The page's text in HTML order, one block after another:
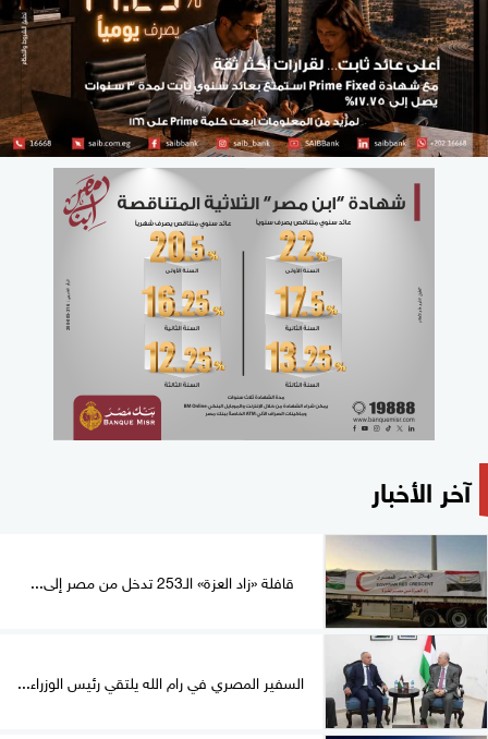
آخر الأخبار
قافلة «زاد العزة» الـ253 تدخل من مصر إلى...
السفير المصري في رام الله يلتقي رئيس الوزراء...